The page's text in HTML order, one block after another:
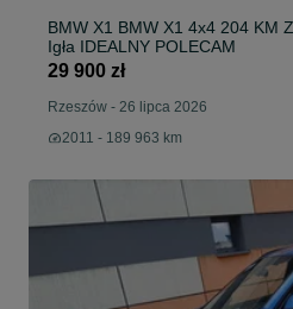
BMW X1 BMW X1 4x4 204 KM
Igła IDEALNY POLECAM
29 900 zł
Rzeszów - 26 lipca 2026
2011 - 189 963 km